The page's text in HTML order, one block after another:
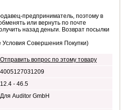
предприниматель, поэтому в
или вернуть по почте
назад деньги. Возврат посылки
Совершения Покупки)
Отправить вопрос по этому товару
4005127031209
12.4 - 46.5
Для Auditor GmbH